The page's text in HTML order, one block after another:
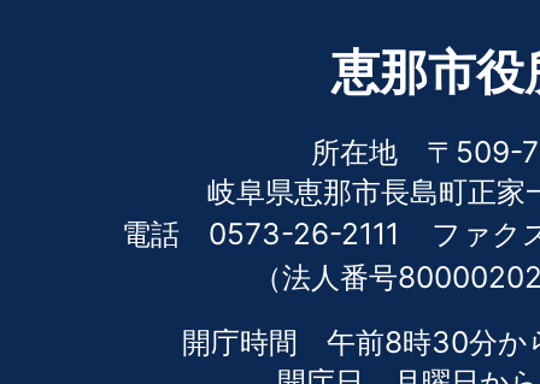
恵那市役
所在地 〒509-
岐阜県恵那市長島町正家
電話 0573-26-2111
ファ
（法人番号
開庁時間 午前8時30分か